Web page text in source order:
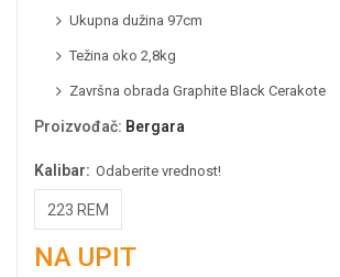
Ukupna dužina 97cm
Težina oko 2,8kg
Završna obrada Graphite Black Cerakote
Proizvođač: Bergara
Kalibar: Odaberite vrednost!
223 REM
NA UPIT